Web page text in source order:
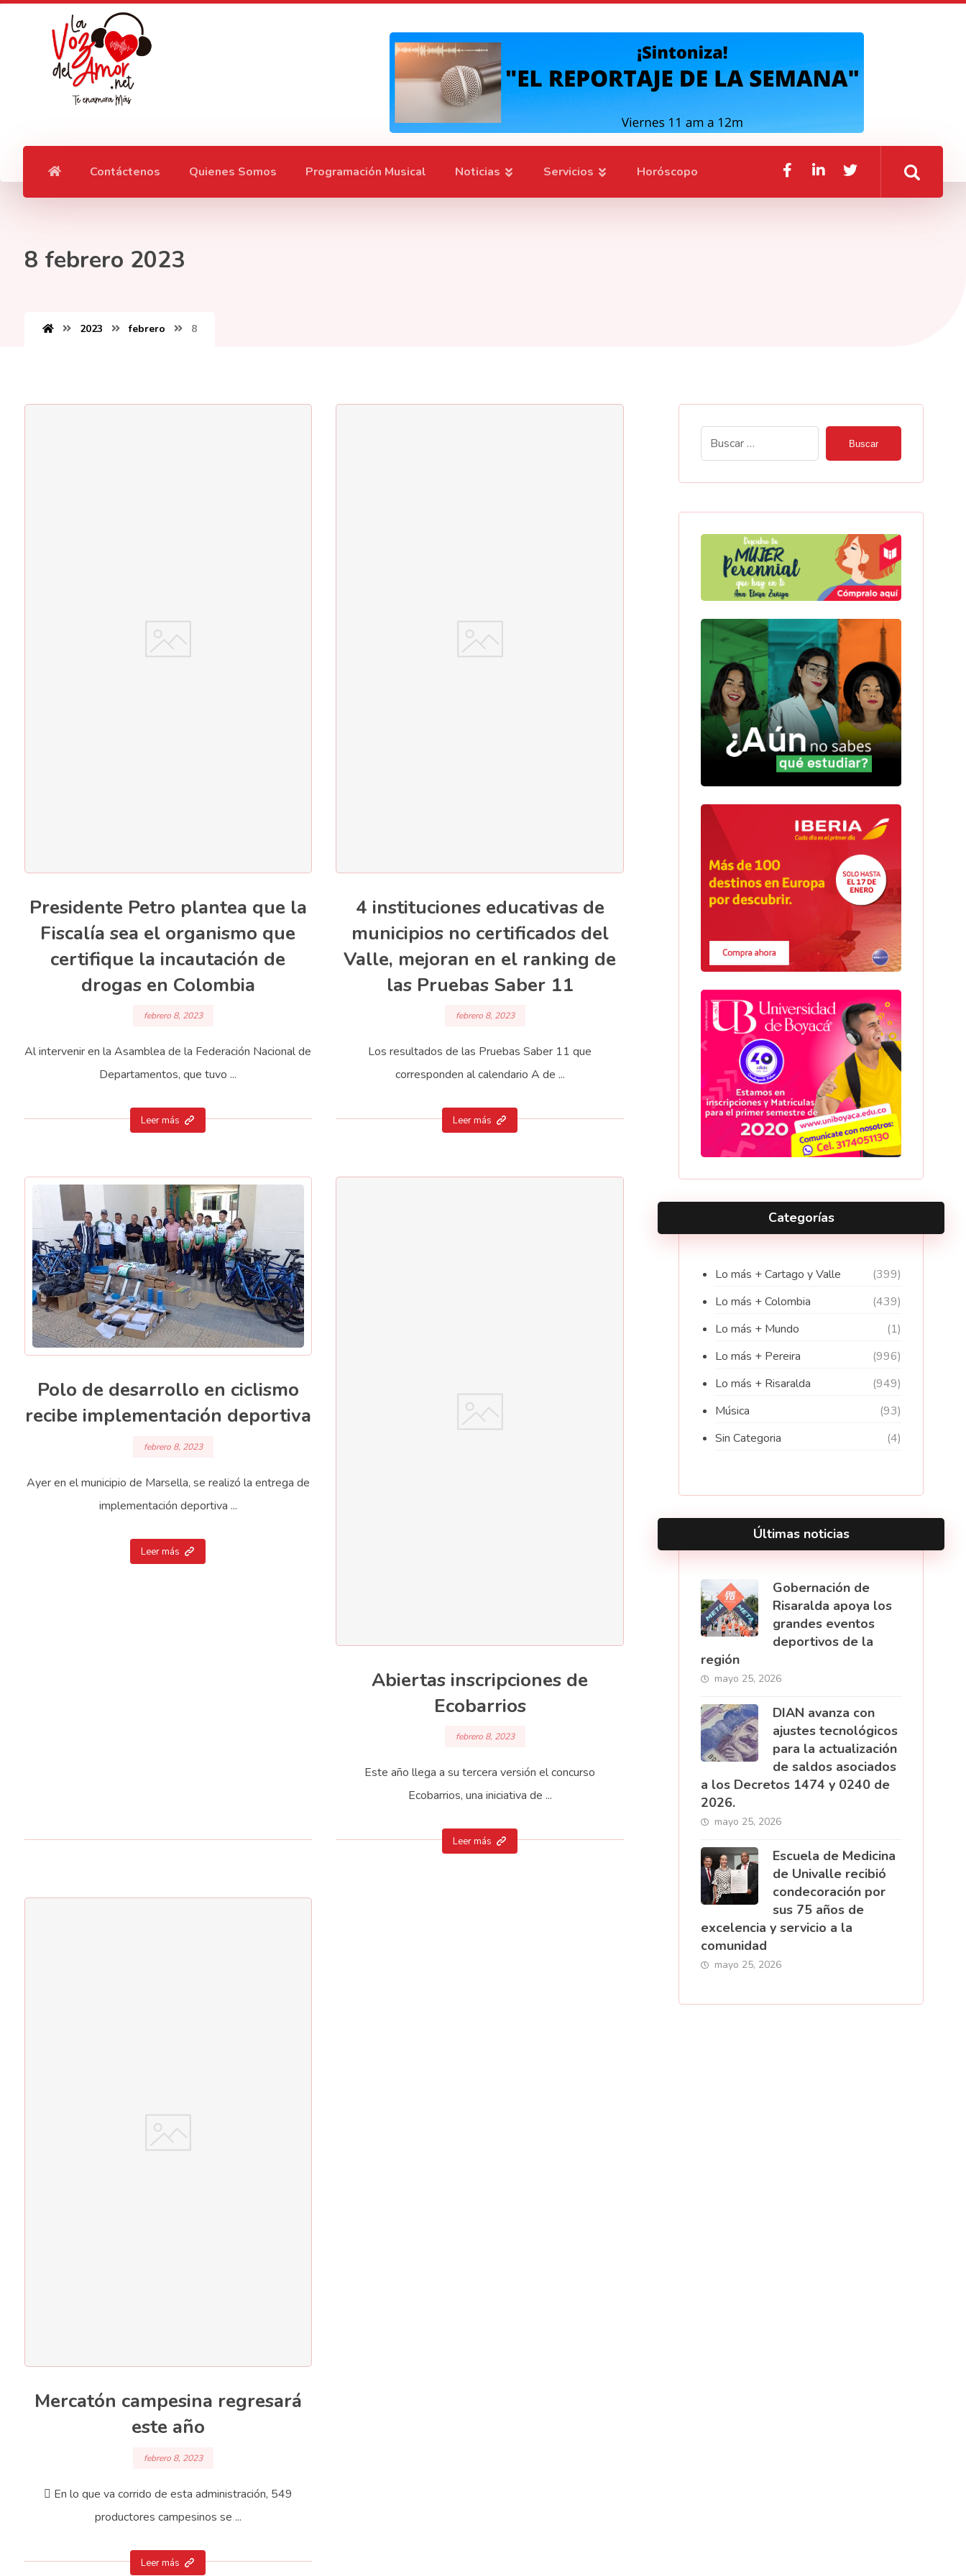
Contáctenos Quienes Somos Programación Musical Noticias Servicios Horóscopo
8 febrero 2023
2023 febrero 8
Presidente Petro plantea que la
Fiscalía sea el organismo que
certifique la incautación de
drogas en Colombia
febrero 8, 2023
Al intervenir en la Asamblea de la Federación Nacional de
Departamentos, que tuvo ...
Leer más
4 instituciones educativas de
municipios no certificados del
Valle, mejoran en el ranking de
las Pruebas Saber 11
febrero 8, 2023
Los resultados de las Pruebas Saber 11 que
corresponden al calendario A de ...
Leer más
Polo de desarrollo en ciclismo
recibe implementación deportiva
febrero 8, 2023
Ayer en el municipio de Marsella, se realizó la entrega de
implementación deportiva ...
Leer más
Abiertas inscripciones de
Ecobarrios
febrero 8, 2023
Este año llega a su tercera versión el concurso
Ecobarrios, una iniciativa de ...
Leer más
Mercatón campesina regresará
este año
febrero 8, 2023
 En lo que va corrido de esta administración, 549
productores campesinos se ...
Leer más
Buscar
Categorías
Lo más + Cartago y Valle
(399)
Lo más + Colombia
(439)
Lo más + Mundo
(1)
Lo más + Pereira
(996)
Lo más + Risaralda
(949)
Música
(93)
Sin Categoria
(4)
Últimas noticias
Gobernación de
Risaralda apoya los
grandes eventos
deportivos de la
región
mayo 25, 2026
DIAN avanza con
ajustes tecnológicos
para la actualización
de saldos asociados
a los Decretos 1474 y 0240 de
2026.
mayo 25, 2026
Escuela de Medicina
de Univalle recibió
condecoración por
sus 75 años de
excelencia y servicio a la
comunidad
mayo 25, 2026